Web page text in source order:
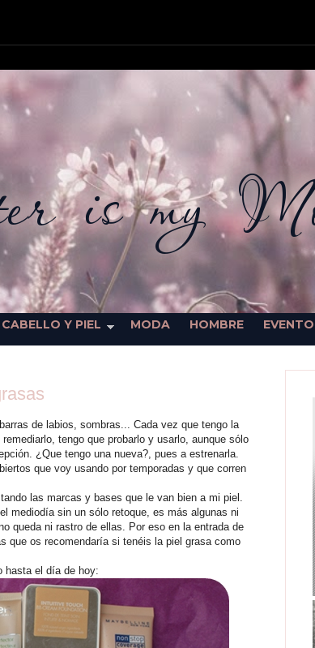
is my
CABELLO Y PIEL MODA HOMBRE
de labios, sombras... Cada vez que tengo la
tengo que probarlo y usarlo, aunque sólo
¿Que tengo una nueva?, pues a estrenarla.
que voy usando por temporadas y que corren
las marcas y bases que le van bien a mi piel.
mediodía sin un sólo retoque, es más algunas ni
queda ni rastro de ellas. Por eso en la entrada de
que os recomendaría si tenéis la piel grasa como
hasta el día de hoy: